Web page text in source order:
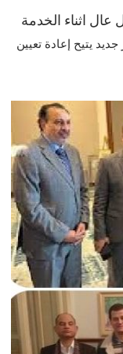
اثناء الخدمة
يتيح إعادة تعيين